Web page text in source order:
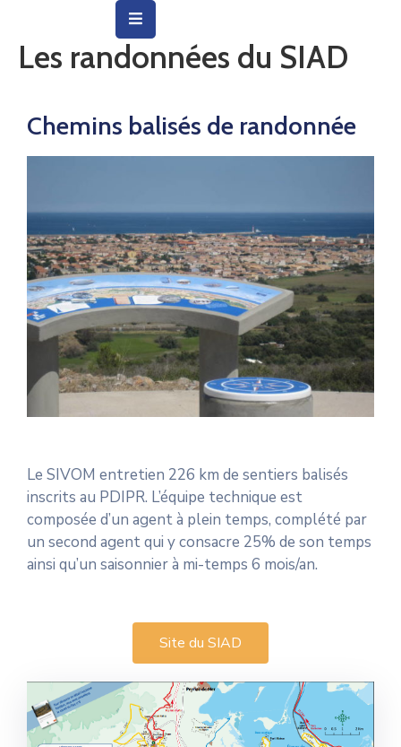
Social
Education
Arts
Culture
Les randonnées du SIAD
Chemins balisés de randonnée
Le SIVOM entretien 226 km de sentiers balisés
inscrits au PDIPR. L’équipe technique est
composée d’un agent à plein temps, complété par
un second agent qui y consacre 25% de son temps
ainsi qu’un saisonnier à mi-temps 6 mois/an.
Site du SIAD